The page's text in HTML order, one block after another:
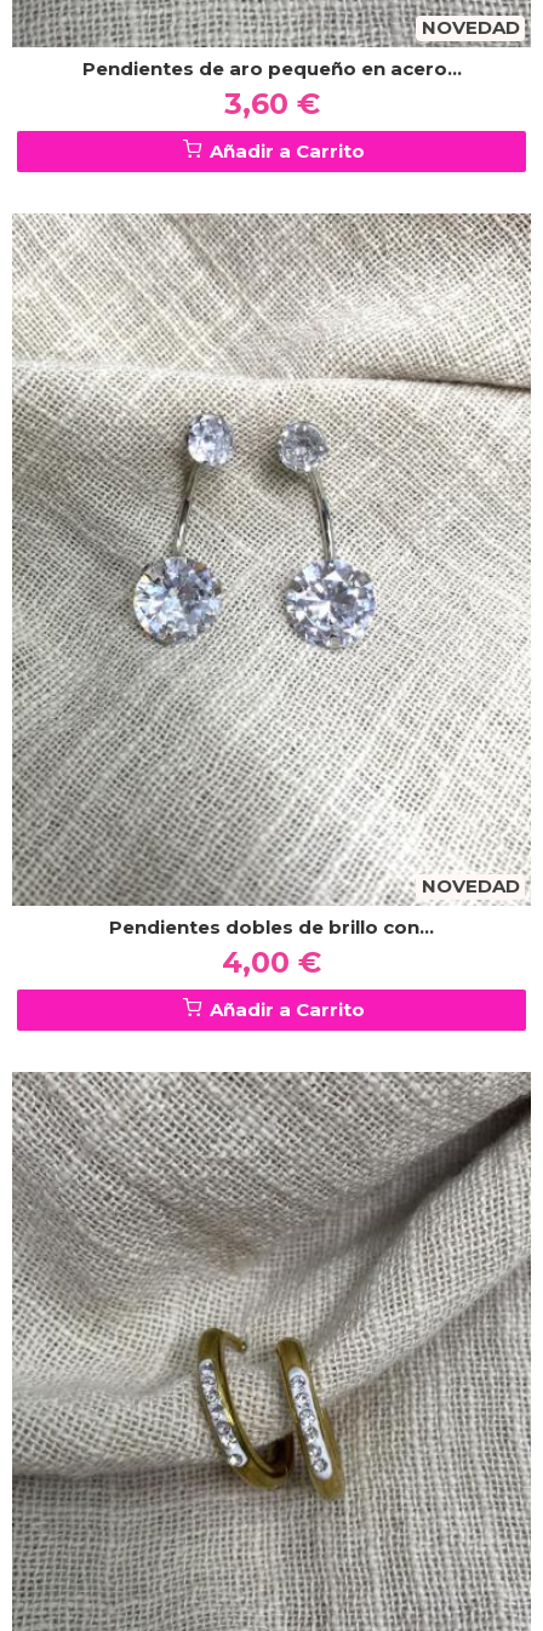
NOVEDAD
Pendientes de aro pequeño en acero...
3,60 €
Añadir a Carrito
NOVEDAD
Pendientes dobles de brillo con...
4,00 €
Añadir a Carrito